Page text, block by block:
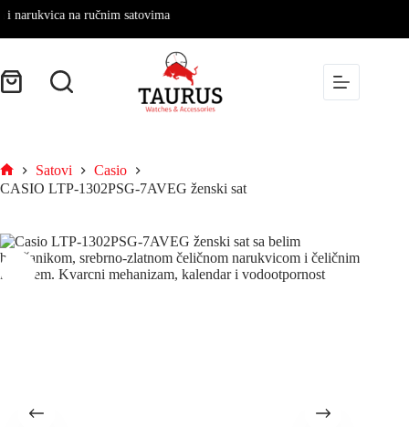
na ručnim satovima
Satovi
Casio
CASIO LTP-1302PSG-7AVEG ženski sat